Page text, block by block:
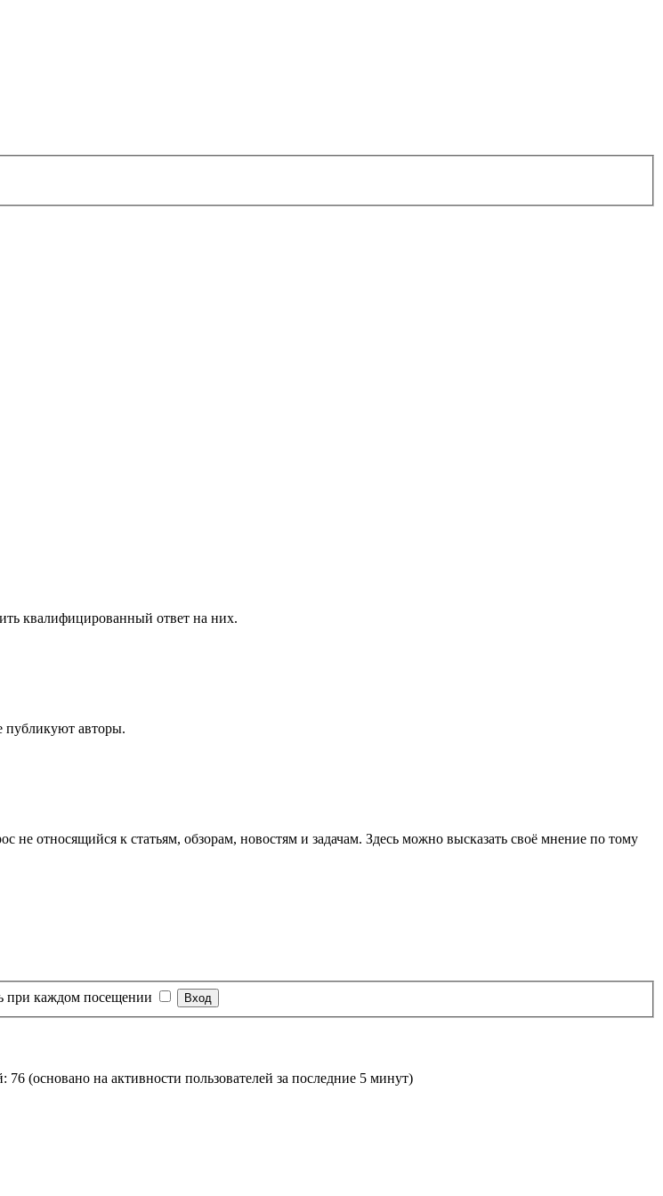
квалифицированный ответ на них.
публикуют авторы.
не относящийся к статьям, обзорам, новостям и задачам. Здесь можно высказать своё мнение по тому
при каждом посещении
(основано на активности пользователей за последние 5 минут)